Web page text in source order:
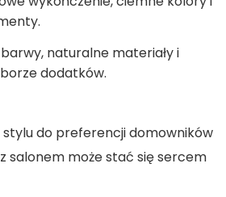
barwy, naturalne materiały i
dodatków.
stylu do preferencji domowników
salonem może stać się sercem